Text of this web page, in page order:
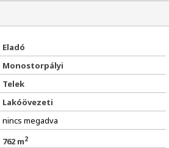
Eladó
Monostorpályi
Telek
Lakóövezeti
nincs megadva
762 m2